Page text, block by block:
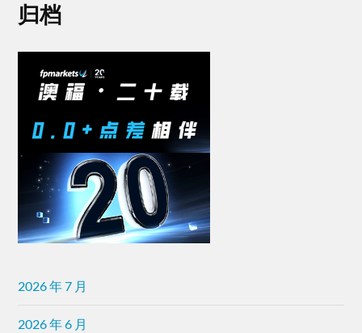
归档
2026 年 7 月
2026 年 6 月